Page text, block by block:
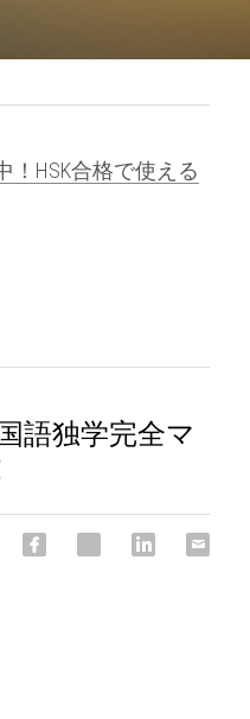
！HSK合格で使える
語独学完全マ